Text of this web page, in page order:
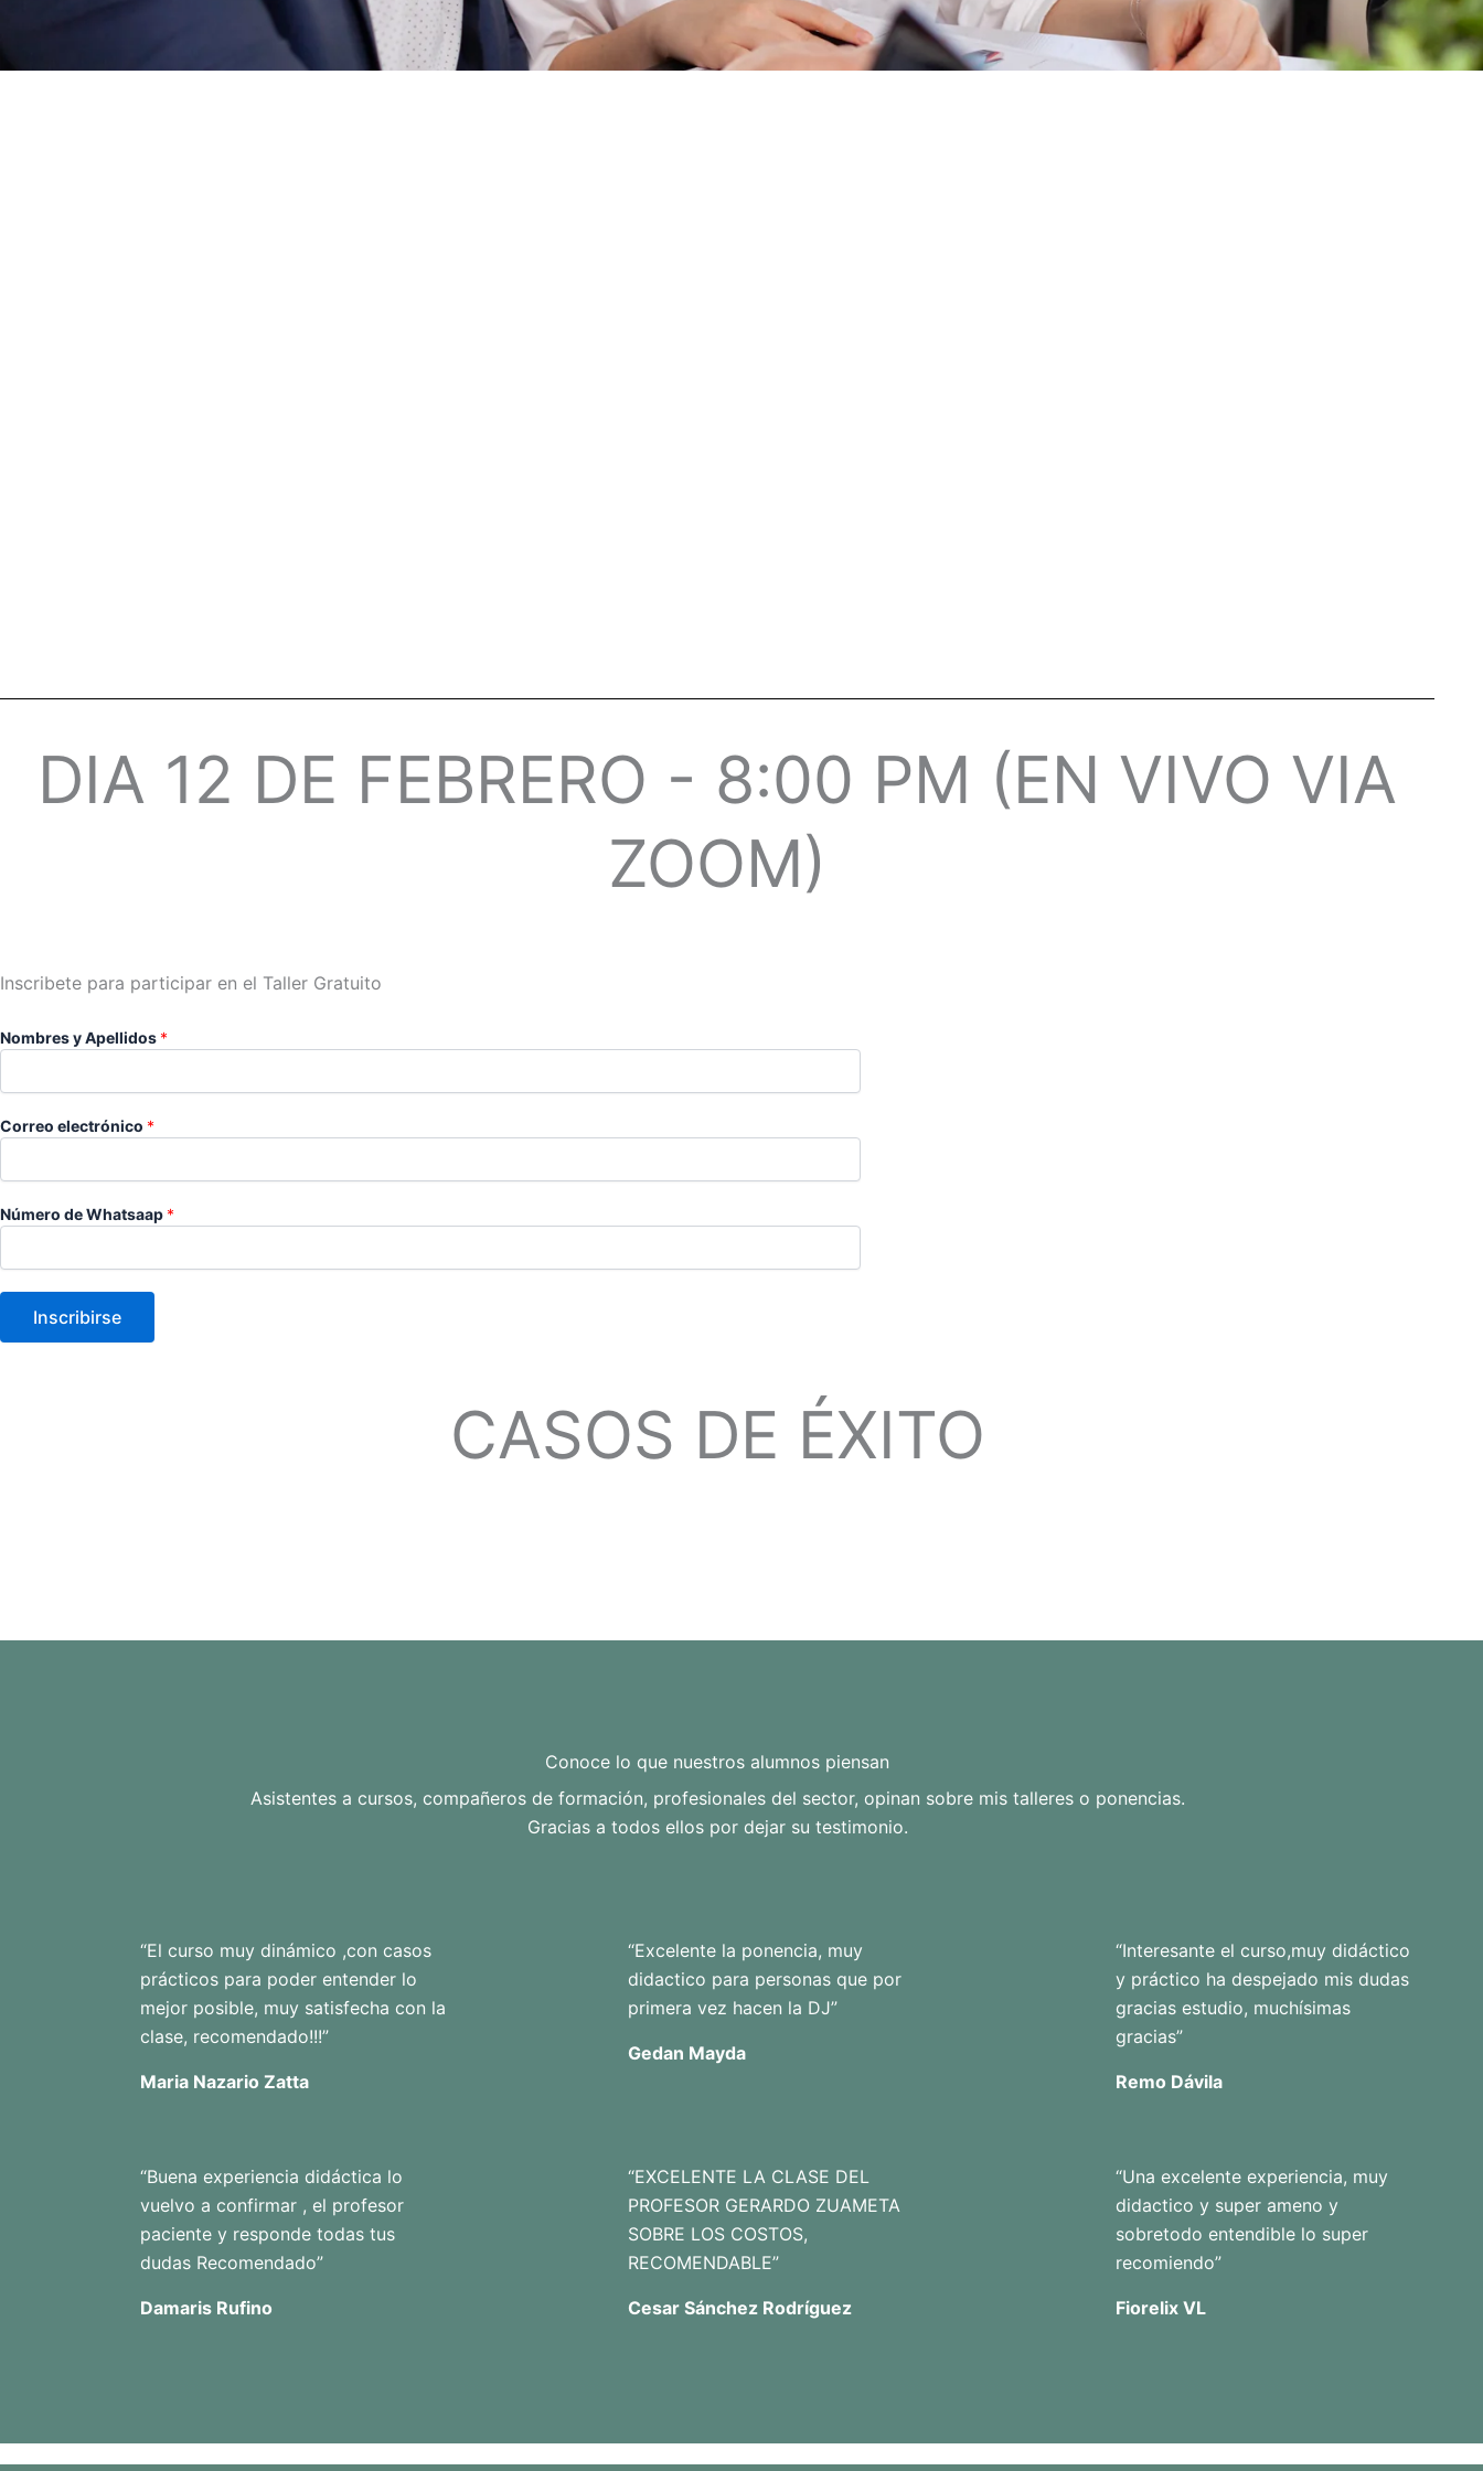
DIA 12 DE FEBRERO - 8:00 PM (EN VIVO VIA
ZOOM)
Inscribete para participar en el Taller Gratuito
Nombres y Apellidos *
Correo electrónico *
Número de Whatsaap *
Inscribirse
CASOS DE ÉXITO
Conoce lo que nuestros alumnos piensan
Asistentes a cursos, compañeros de formación, profesionales del sector, opinan sobre mis talleres o ponencias.
Gracias a todos ellos por dejar su testimonio.
“El curso muy dinámico ,con casos
prácticos para poder entender lo
mejor posible, muy satisfecha con la
clase, recomendado!!!”
Maria Nazario Zatta
“Excelente la ponencia, muy
didactico para personas que por
primera vez hacen la DJ”
Gedan Mayda
“Interesante el curso,muy didáctico
y práctico ha despejado mis dudas
gracias estudio, muchísimas
gracias”
Remo Dávila
“Buena experiencia didáctica lo
vuelvo a confirmar , el profesor
paciente y responde todas tus
dudas Recomendado”
Damaris Rufino
“EXCELENTE LA CLASE DEL
PROFESOR GERARDO ZUAMETA
SOBRE LOS COSTOS,
RECOMENDABLE”
Cesar Sánchez Rodríguez
“Una excelente experiencia, muy
didactico y super ameno y
sobretodo entendible lo super
recomiendo”
Fiorelix VL